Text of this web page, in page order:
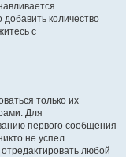
количество
с
только их
Для
первого сообщения
не успел
любой